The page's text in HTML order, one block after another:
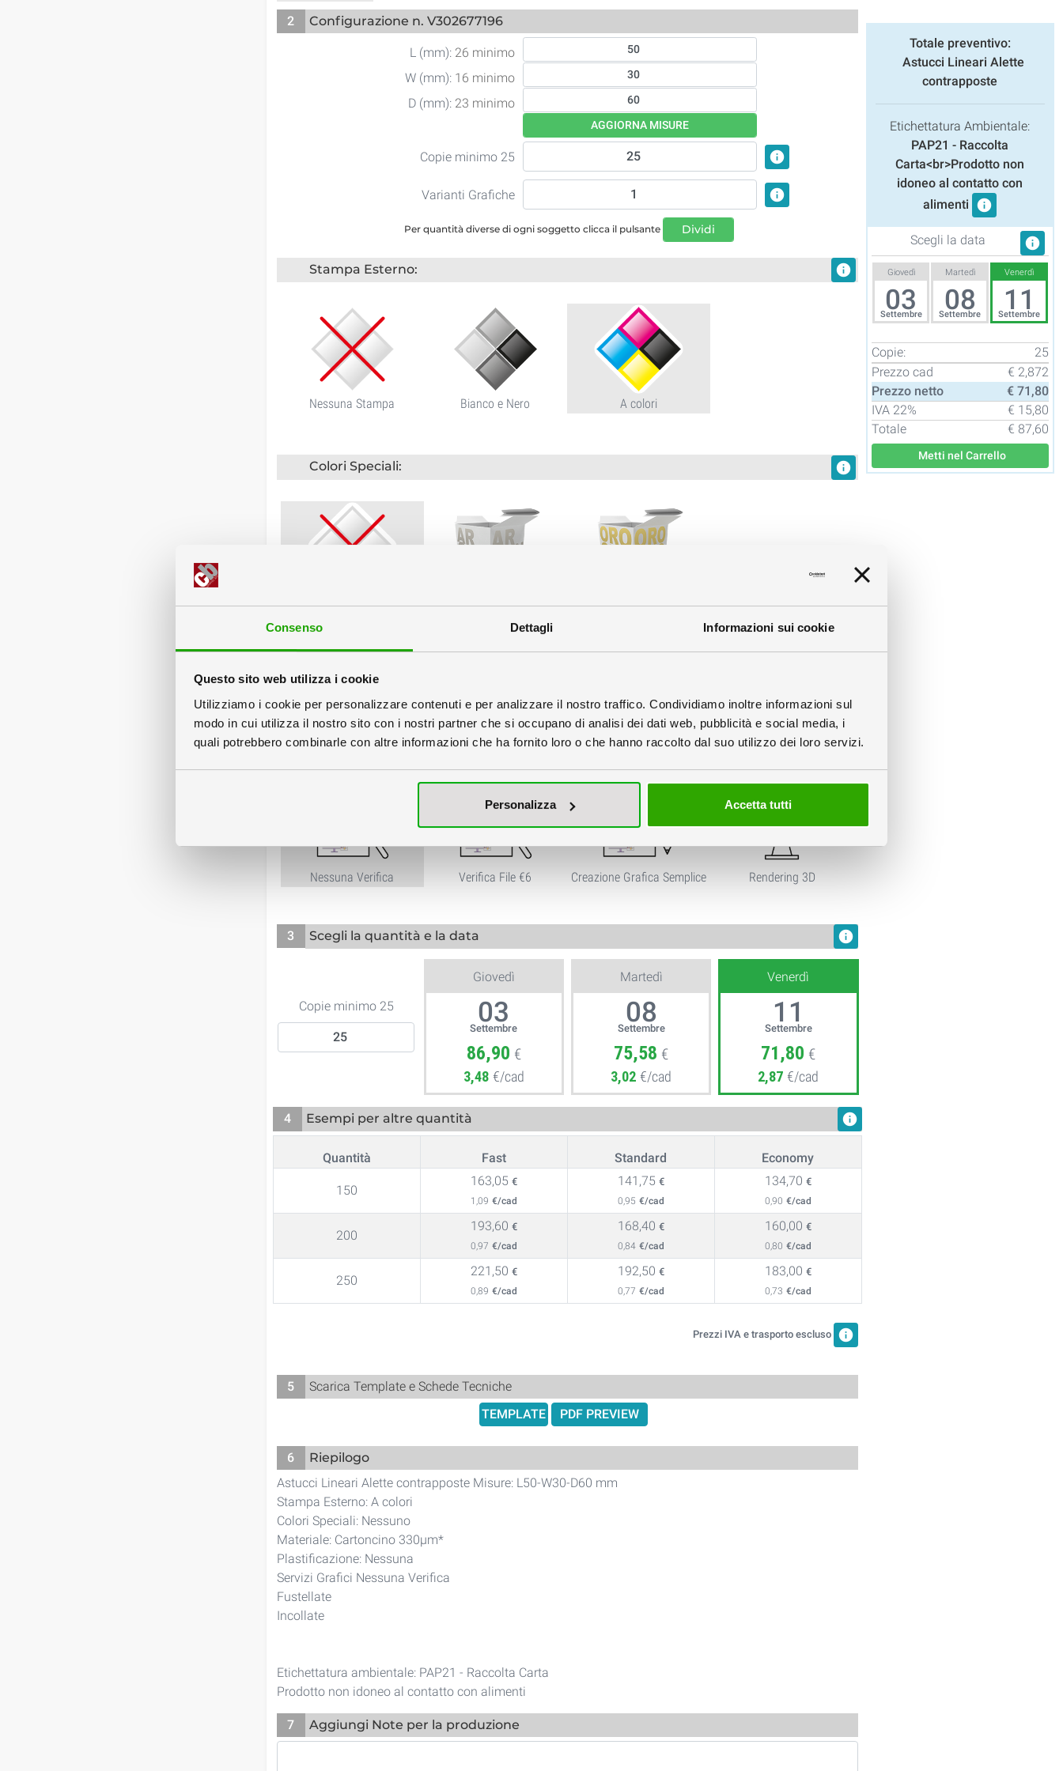
Consenso Dettagli Informazioni sui cookie
Questo sito web utilizza i cookie
Utilizziamo i cookie per personalizzare contenuti e per analizzare il nostro traffico. Condividiamo inoltre informazioni sul
modo in cui utilizza il nostro sito con i nostri partner che si occupano di analisi dei dati web, pubblicità e social media, i
quali potrebbero combinarle con altre informazioni che ha fornito loro o che hanno raccolto dal suo utilizzo dei loro servizi.
Personalizza Accetta tutti
2
Configurazione n. V302677196
L (mm): 26 minimo
W (mm): 16 minimo
D (mm): 23 minimo
AGGIORNA MISURE
Copie minimo 25 info
Varianti Grafiche info
Per quantità diverse di ogni soggetto clicca il pulsante Dividi
Stampa Esterno: info
Nessuna Stampa Bianco e Nero A colori
Colori Speciali: info
Materiale: info
Servizi Grafici info
Nessuna Verifica Verifica File €6 Creazione Grafica Semplice Rendering 3D
3 Scegli la quantità e la data info
Copie minimo 25
Giovedì
03
Settembre
86,90 €
3,48 €/cad
Martedì
08
Settembre
75,58 €
3,02 €/cad
Venerdì
11
Settembre
71,80 €
2,87 €/cad
4 Esempi per altre quantità info
Quantità Fast Standard Economy
150
163,05 €
1,09 €/cad
141,75 €
0,95 €/cad
134,70 €
0,90 €/cad
200
193,60 €
0,97 €/cad
168,40 €
0,84 €/cad
160,00 €
0,80 €/cad
250
221,50 €
0,89 €/cad
192,50 €
0,77 €/cad
183,00 €
0,73 €/cad
Prezzi IVA e trasporto escluso info
5
Scarica Template e Schede Tecniche
TEMPLATE
PDF PREVIEW
6
Riepilogo
Astucci Lineari Alette contrapposte Misure: L50-W30-D60 mm
Stampa Esterno: A colori
Colori Speciali: Nessuno
Materiale: Cartoncino 330µm*
Plastificazione: Nessuna
Servizi Grafici Nessuna Verifica
Fustellate
Incollate
Etichettatura ambientale: PAP21 - Raccolta Carta
Prodotto non idoneo al contatto con alimenti
7 Aggiungi Note per la produzione
Totale preventivo:
Astucci Lineari Alette
contrapposte
Etichettatura Ambientale:
PAP21 - Raccolta
Carta<br>Prodotto non
idoneo al contatto con
alimenti info
Scegli la data info
Giovedì
03
Settembre
Martedì
08
Settembre
Venerdì
11
Settembre
Copie:
25
Prezzo cad
€ 2,872
Prezzo netto
€ 71,80
IVA 22%
€ 15,80
Totale
€ 87,60
Metti nel Carrello